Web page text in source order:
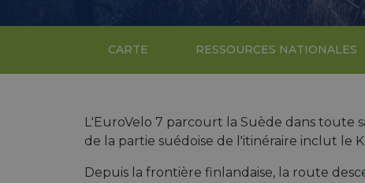
CARTE RESSOURCES NATIONALES
L'EuroVelo 7 parcourt la Suède dans
de la partie suédoise de l'itinéraire inclut le
Depuis la frontière finlandaise, la route